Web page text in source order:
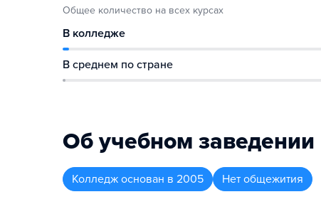
Общее количество на всех курсах
В колледже
В среднем по стране
Об учебном заведении
Колледж основан в 2005 Нет общежития